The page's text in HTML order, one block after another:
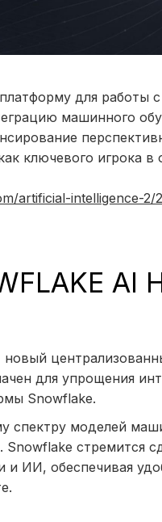
для работы
машинного
ключевого игрока
artificial-intelligence-
AI
новый
для упрощения
Snowflake.
спектру моделей
Snowflake
ИИ, обеспечивая